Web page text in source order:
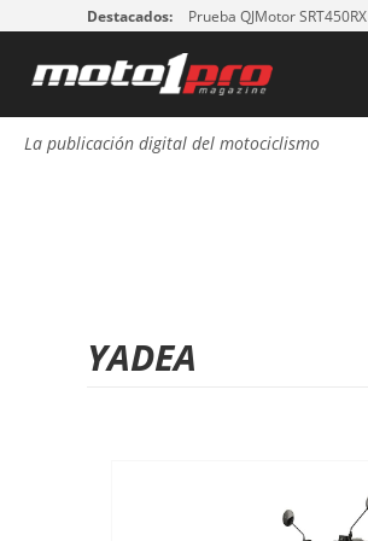
Destacados: Prueba QJMotor SRT450RX
La publicación digital del motociclismo
YADEA